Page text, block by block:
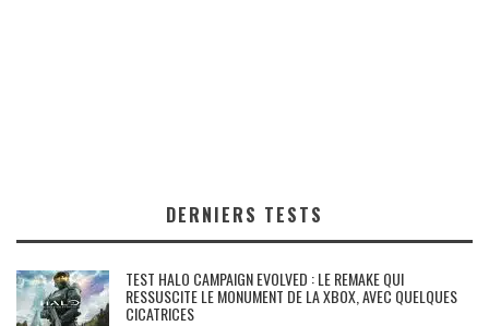
DERNIERS TESTS
TEST HALO CAMPAIGN EVOLVED : LE REMAKE QUI
RESSUSCITE LE MONUMENT DE LA XBOX, AVEC QUELQUES
CICATRICES